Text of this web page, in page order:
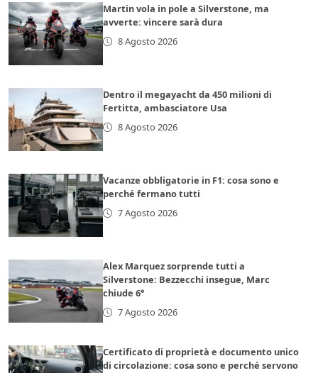
Martin vola in pole a Silverstone, ma
avverte: vincere sarà dura
8 Agosto 2026
Dentro il megayacht da 450 milioni di
Fertitta, ambasciatore Usa
8 Agosto 2026
Vacanze obbligatorie in F1: cosa sono e
perché fermano tutti
7 Agosto 2026
Alex Marquez sorprende tutti a
Silverstone: Bezzecchi insegue, Marc
chiude 6°
7 Agosto 2026
Certificato di proprietà e documento unico
di circolazione: cosa sono e perché servono